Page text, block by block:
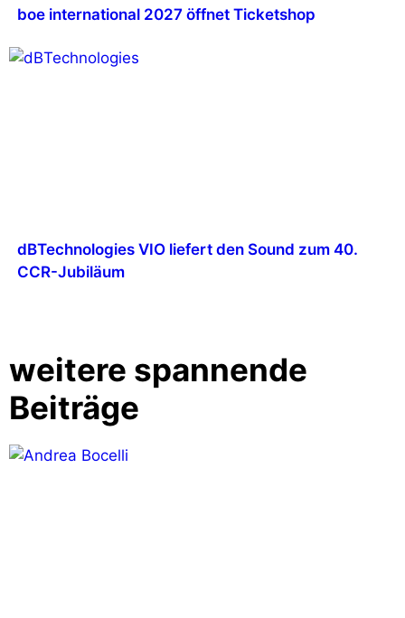
boe international 2027 öffnet Ticketshop
dBTechnologies VIO liefert den Sound zum 40.
CCR-Jubiläum
weitere spannende
Beiträge